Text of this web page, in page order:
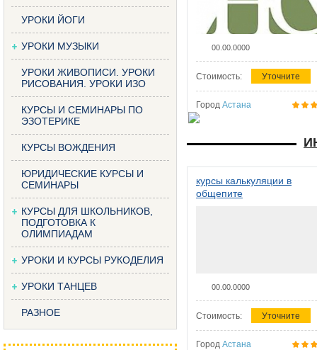
УРОКИ ЙОГИ
УРОКИ МУЗЫКИ
УРОКИ ЖИВОПИСИ. УРОКИ
РИСОВАНИЯ. УРОКИ ИЗО
КУРСЫ И СЕМИНАРЫ ПО
ЭЗОТЕРИКЕ
КУРСЫ ВОЖДЕНИЯ
ЮРИДИЧЕСКИЕ КУРСЫ И
СЕМИНАРЫ
КУРСЫ ДЛЯ ШКОЛЬНИКОВ,
ПОДГОТОВКА К
ОЛИМПИАДАМ
УРОКИ И КУРСЫ РУКОДЕЛИЯ
УРОКИ ТАНЦЕВ
РАЗНОЕ
00.00.0000
Стоимость: Уточните
Город Астана
курсы калькуляции в
общепите
00.00.0000
Стоимость: Уточните
Город Астана